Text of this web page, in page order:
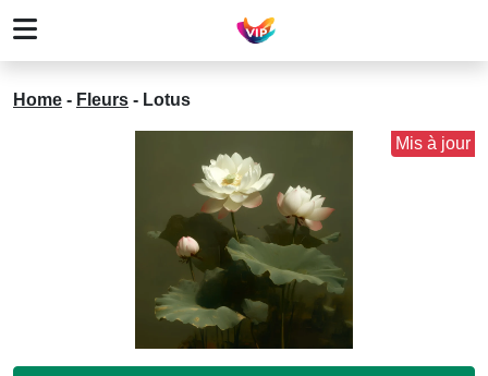
Home - Fleurs - Lotus
Mis à jour